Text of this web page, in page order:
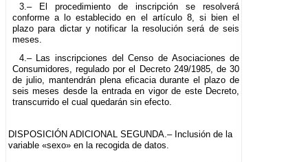
3.– El procedimiento de inscripción se resolverá
conforme a lo establecido en el artículo 8, si bien el
plazo para dictar y notificar la resolución será de seis
meses.
4.– Las inscripciones del Censo de Asociaciones de
Consumidores, regulado por el Decreto 249/1985, de 30
de julio, mantendrán plena eficacia durante el plazo de
seis meses desde la entrada en vigor de este Decreto,
transcurrido el cual quedarán sin efecto.
DISPOSICIÓN ADICIONAL SEGUNDA.– Inclusión de la
variable «sexo» en la recogida de datos.